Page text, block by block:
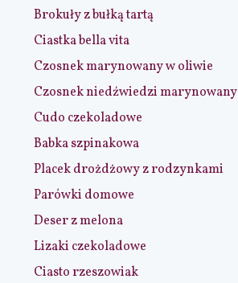
Brokuły z bułką tartą
Ciastka bella vita
Czosnek marynowany w oliwie
Czosnek niedźwiedzi marynowany
Cudo czekoladowe
Babka szpinakowa
Placek drożdżowy z rodzynkami
Parówki domowe
Deser z melona
Lizaki czekoladowe
Ciasto rzeszowiak